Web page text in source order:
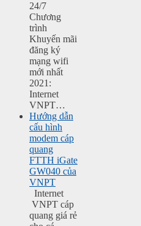
24/7
Chương
trình
Khuyến mãi
đăng ký
mạng wifi
mới nhất
2021:
Internet
VNPT…
Hướng dẫn
cấu hình
modem cáp
quang
FTTH iGate
GW040 của
VNPT
Internet
VNPT cáp
quang giá rẻ